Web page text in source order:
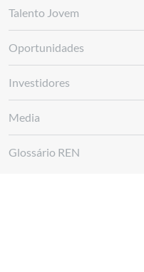
Talento Jovem
Oportunidades
Investidores
Media
Glossário REN